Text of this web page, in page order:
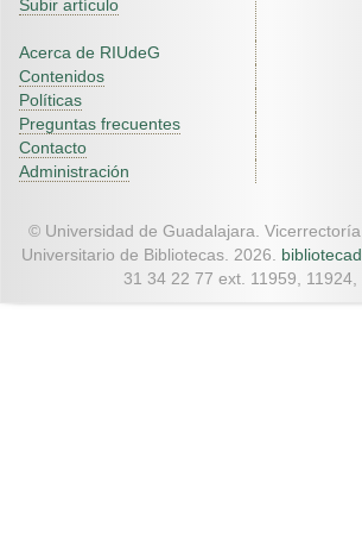
Subir artículo
Acerca de RIUdeG
Contenidos
Políticas
Preguntas frecuentes
Contacto
Administración
© Universidad de Guadalajara.
Universitario de Bibliotecas. 2026.
31 34 22 77 ext. 11959, 11924,